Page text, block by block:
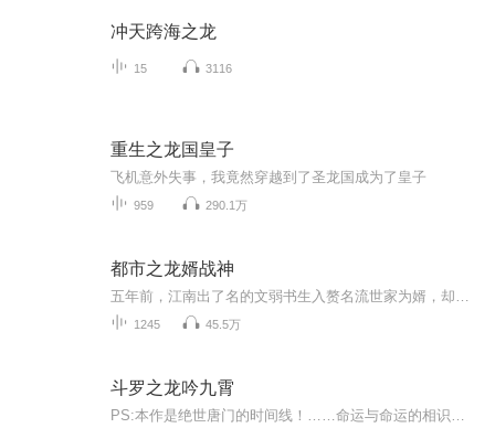
冲天跨海之龙
15 3116
重生之龙国皇子
飞机意外失事，我竟然穿越到了圣龙国成为了皇子
959 290.1万
都市之龙婿战神
1245 45.5万
斗罗之龙吟九霄